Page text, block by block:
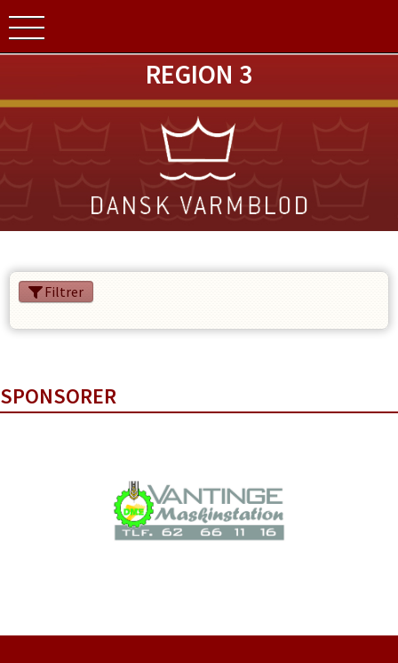
REGION 3
Filtrer
SPONSORER